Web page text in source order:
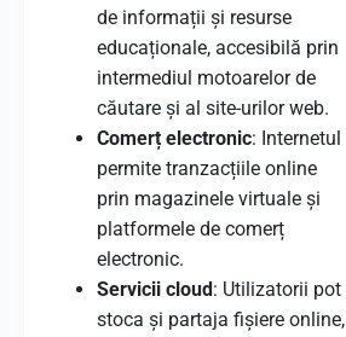
de informații și resurse
educaționale, accesibilă prin
intermediul motoarelor de
căutare și al site-urilor web.
Comerț electronic: Internetul
permite tranzacțiile online
prin magazinele virtuale și
platformele de comerț
electronic.
Servicii cloud: Utilizatorii pot
stoca și partaja fișiere online,